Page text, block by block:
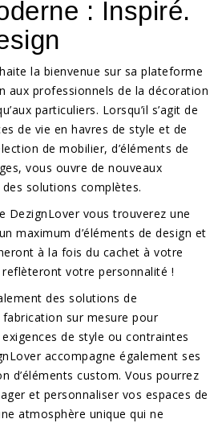
: Inspiré.
la bienvenue sur sa plateforme
aux professionnels de la décoration
particuliers. Lorsqu’il s’agit de
de vie en havres de style et de
de mobilier, d’éléments de
vous ouvre de nouveaux
solutions complètes.
DezignLover vous trouverez une
maximum d’éléments de design et
à la fois du cachet à votre
votre personnalité !
des solutions de
sur mesure pour
de style ou contraintes
accompagne également ses
d’éléments custom. Vous pourrez
et personnaliser vos espaces de
atmosphère unique qui ne